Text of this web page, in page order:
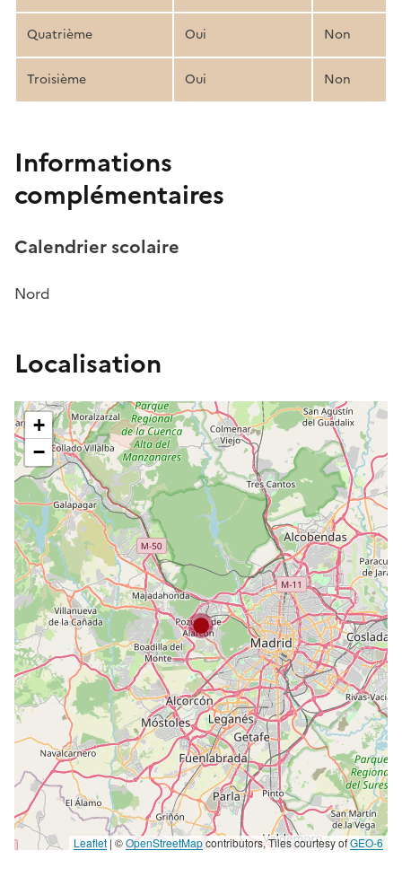
Quatrième Oui Non
Troisième Oui Non
Informations
complémentaires
Calendrier scolaire
Nord
Localisation
+
−
Leaflet | ©OpenStreetMapcontributors, Tiles courtesy ofGEO-6